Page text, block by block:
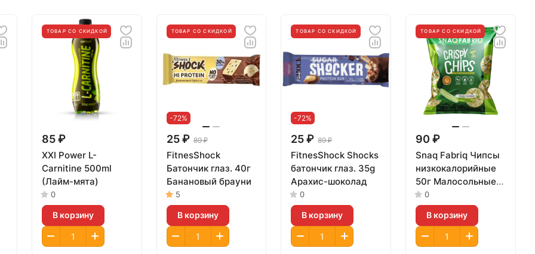
ТОВАР СО СКИДКОЙ
85 ₽
XXI Power L-
Carnitine 500ml
(Лайм-мята)
0
В корзину
ТОВАР СО СКИДКОЙ
-72%
25 ₽ 89 ₽
FitnesShock
Батончик глаз. 40г
Банановый брауни
5
В корзину
ТОВАР СО СКИДКОЙ
-72%
25 ₽ 89 ₽
FitnesShock Shocks
батончик глаз. 35g
Арахис-шоколад
0
В корзину
ТОВАР СО СКИДКОЙ
90 ₽
Snaq Fabriq Чипсы
низкокалорийные
50г Малосольные
огурчики
0
В корзину